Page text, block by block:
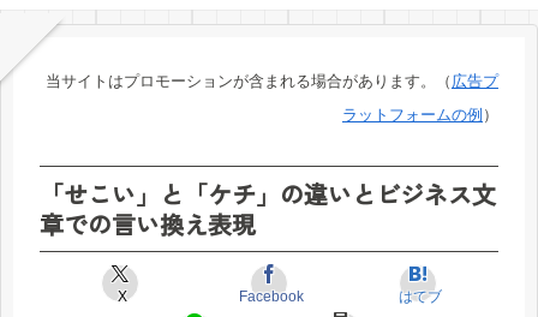
当サイトはプロモーションが含まれる場合があります。（ 広告プ
ラットフォームの例 ）
「せこい」と「ケチ」の違いとビジネス文
章での言い換え表現
X Facebook はてブ